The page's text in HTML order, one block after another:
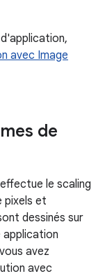
avec Image
de
le scaling
pixels et
dessinés sur
application
avez
avec